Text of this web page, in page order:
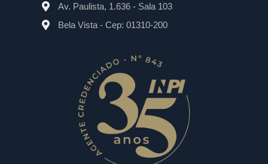
Av. Paulista, 1.636 - Sala 103
Bela Vista - Cep: 01310-200